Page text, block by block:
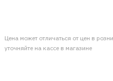
Цена может отличаться от цен в
уточняйте на кассе в магазине